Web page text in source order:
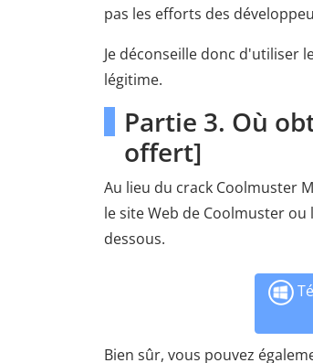
pas les efforts des
Je déconseille donc d'utiliser
légitime.
Partie 3. Où
offert]
Au lieu du crack Coolmuster
le site Web de Coolmuster
dessous.
Bien sûr, vous pouvez